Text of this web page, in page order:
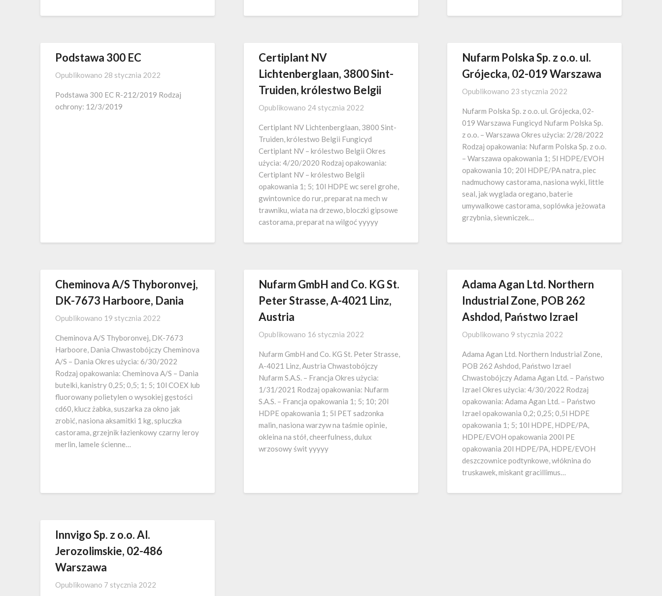
Podstawa 300 EC
Opublikowano 28 stycznia 2022
Podstawa 300 EC R-212/2019 Rodzaj
ochrony: 12/3/2019
Certiplant NV
Lichtenberglaan, 3800 Sint-
Truiden, królestwo Belgii
Opublikowano 24 stycznia 2022
Certiplant NV Lichtenberglaan, 3800 Sint-
Truiden, królestwo Belgii Fungicyd
Certiplant NV – królestwo Belgii Okres
użycia: 4/20/2020 Rodzaj opakowania:
Certiplant NV – królestwo Belgii
opakowania 1; 5; 10l HDPE wc serel grohe,
gwintownice do rur, preparat na mech w
trawniku, wiata na drzewo, bloczki gipsowe
castorama, preparat na wilgoć yyyyy
Nufarm Polska Sp. z o.o. ul.
Grójecka, 02-019 Warszawa
Opublikowano 23 stycznia 2022
Nufarm Polska Sp. z o.o. ul. Grójecka, 02-
019 Warszawa Fungicyd Nufarm Polska Sp.
z o.o. – Warszawa Okres użycia: 2/28/2022
Rodzaj opakowania: Nufarm Polska Sp. z o.o.
– Warszawa opakowania 1; 5l HDPE/EVOH
opakowania 10; 20l HDPE/PA natra, piec
nadmuchowy castorama, nasiona wyki, little
seal, jak wyglada oregano, baterie
umywalkowe castorama, soplówka jeżowata
grzybnia, siewniczek…
Cheminova A/S Thyboronvej,
DK-7673 Harboore, Dania
Opublikowano 19 stycznia 2022
Cheminova A/S Thyboronvej, DK-7673
Harboore, Dania Chwastobójczy Cheminova
A/S – Dania Okres użycia: 6/30/2022
Rodzaj opakowania: Cheminova A/S – Dania
butelki, kanistry 0,25; 0,5; 1; 5; 10l COEX lub
fluorowany polietylen o wysokiej gęstości
cd60, klucz żabka, suszarka za okno jak
zrobić, nasiona aksamitki 1 kg, spluczka
castorama, grzejnik łazienkowy czarny leroy
merlin, lamele ścienne…
Nufarm GmbH and Co. KG St.
Peter Strasse, A-4021 Linz,
Austria
Opublikowano 16 stycznia 2022
Nufarm GmbH and Co. KG St. Peter Strasse,
A-4021 Linz, Austria Chwastobójczy
Nufarm S.A.S. – Francja Okres użycia:
1/31/2021 Rodzaj opakowania: Nufarm
S.A.S. – Francja opakowania 1; 5; 10; 20l
HDPE opakowania 1; 5l PET sadzonka
malin, nasiona warzyw na taśmie opinie,
okleina na stół, cheerfulness, dulux
wrzosowy świt yyyyy
Adama Agan Ltd. Northern
Industrial Zone, POB 262
Ashdod, Państwo Izrael
Opublikowano 9 stycznia 2022
Adama Agan Ltd. Northern Industrial Zone,
POB 262 Ashdod, Państwo Izrael
Chwastobójczy Adama Agan Ltd. – Państwo
Izrael Okres użycia: 4/30/2022 Rodzaj
opakowania: Adama Agan Ltd. – Państwo
Izrael opakowania 0,2; 0,25; 0,5l HDPE
opakowania 1; 5; 10l HDPE, HDPE/PA,
HDPE/EVOH opakowania 200l PE
opakowania 20l HDPE/PA, HDPE/EVOH
deszczownice podtynkowe, włóknina do
truskawek, miskant gracillimus…
Innvigo Sp. z o.o. Al.
Jerozolimskie, 02-486
Warszawa
Opublikowano 7 stycznia 2022